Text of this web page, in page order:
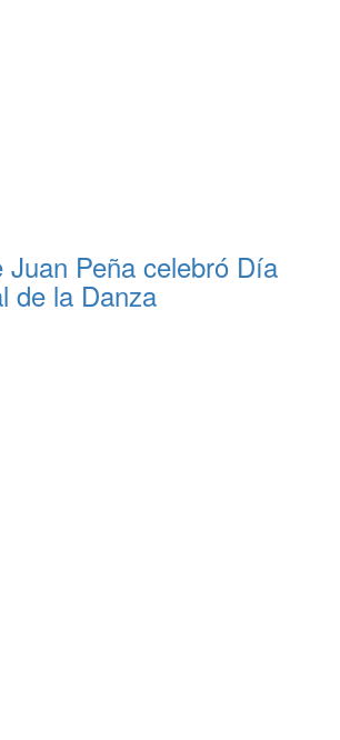
Juan Peña celebró Día
de la Danza